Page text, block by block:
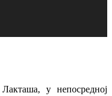
у непосредној